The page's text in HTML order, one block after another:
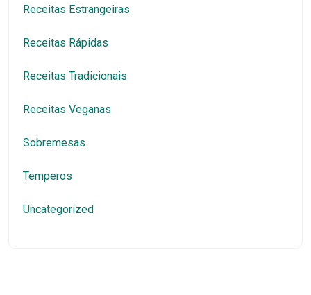
Receitas Estrangeiras
Receitas Rápidas
Receitas Tradicionais
Receitas Veganas
Sobremesas
Temperos
Uncategorized